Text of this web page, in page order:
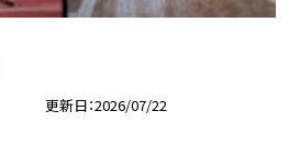
更新日 2026/07/22